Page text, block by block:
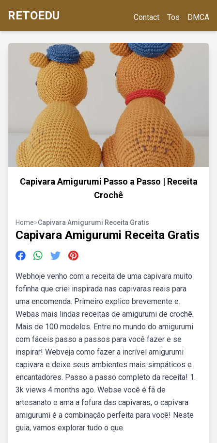
RETOEDU Contact Tos DMCA
Capivara Amigurumi Passo a Passo | Receita
Crochê
Home>Capivara Amigurumi Receita Gratis
Capivara Amigurumi Receita Gratis
Webhoje venho com a receita de uma capivara muito
fofinha que criei inspirada nas capivaras reais para
uma encomenda. Primeiro explico brevemente e.
Webas mais lindas receitas de amigurumi de crochê.
Mais de 100 modelos. Entre no mundo do amigurumi
com fáceis passo a passos para você fazer e se
inspirar! Webveja como fazer a incrível amigurumi
capivara e deixe seus ambientes mais simpáticos e
encantadores. Passo a passo completo da receita! 1.
3k views 4 months ago. Webse você é fã de
artesanato e ama a fofura das capivaras, o capivara
amigurumi é a combinação perfeita para você! Neste
guia, vamos explorar tudo o que.